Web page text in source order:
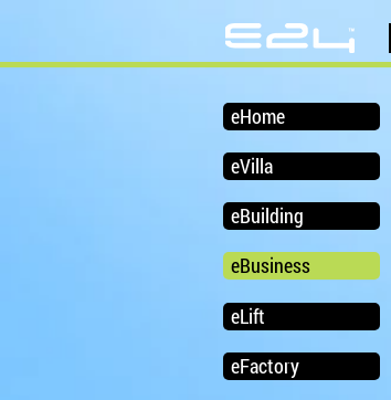
eHome
eVilla
eBuilding
eBusiness
eLift
eFactory